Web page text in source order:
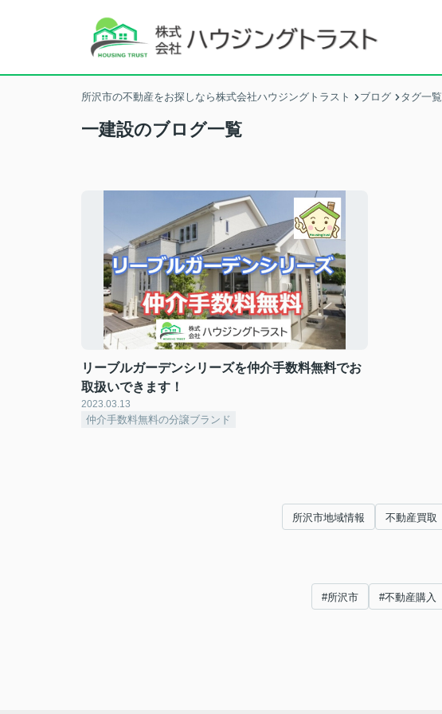
所沢市の不動産をお探しなら株式会社ハウジングトラスト ブログ タグ一覧
一建設のブログ一覧
リーブルガーデンシリーズを仲介手数料無料でお
取扱いできます！
2023.03.13
仲介手数料無料の分譲ブランド
所沢市地域情報 不動産買取
#所沢市 #不動産購入